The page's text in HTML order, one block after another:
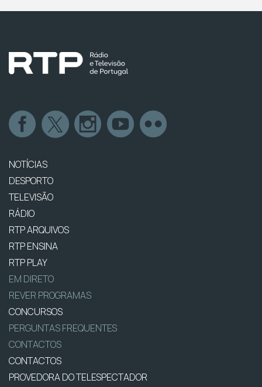
NOTÍCIAS
DESPORTO
TELEVISÃO
RÁDIO
RTP ARQUIVOS
RTP ENSINA
RTP PLAY
EM DIRETO
REVER PROGRAMAS
CONCURSOS
PERGUNTAS FREQUENTES
CONTACTOS
CONTACTOS
PROVEDORA DO TELESPECTADOR